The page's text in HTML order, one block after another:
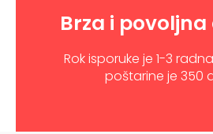
Brza i
Rok isporuke je 1-3
poštarine je 350